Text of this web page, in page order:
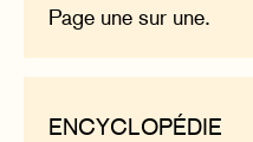
Page une sur une.
ENCYCLOPÉDIE